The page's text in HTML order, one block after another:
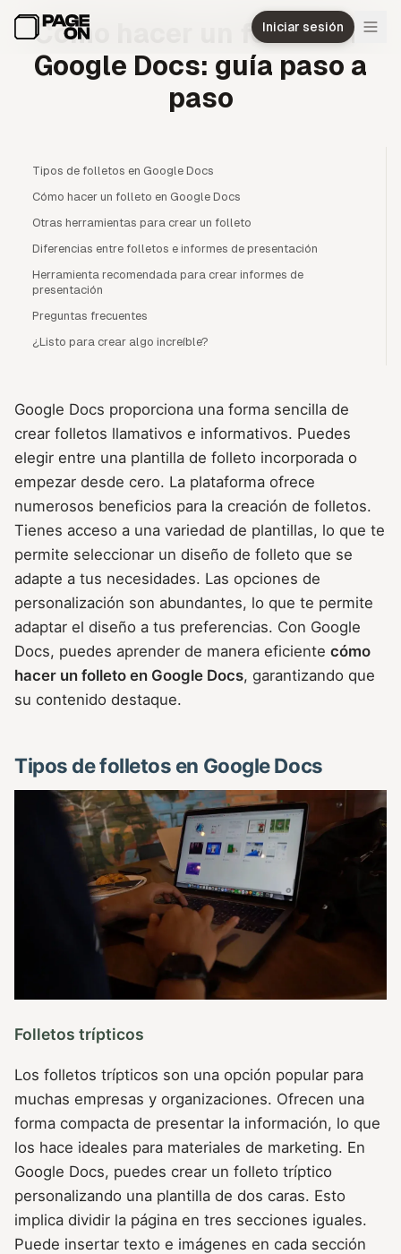
Iniciar sesión
Cómo hacer un folleto en
Google Docs: guía paso a
paso
Tipos de folletos en Google Docs
Cómo hacer un folleto en Google Docs
Otras herramientas para crear un folleto
Diferencias entre folletos e informes de presentación
Herramienta recomendada para crear informes de
presentación
Preguntas frecuentes
¿Listo para crear algo increíble?
Google Docs proporciona una forma sencilla de
crear folletos llamativos e informativos. Puedes
elegir entre una plantilla de folleto incorporada o
empezar desde cero. La plataforma ofrece
numerosos beneficios para la creación de folletos.
Tienes acceso a una variedad de plantillas, lo que te
permite seleccionar un diseño de folleto que se
adapte a tus necesidades. Las opciones de
personalización son abundantes, lo que te permite
adaptar el diseño a tus preferencias. Con Google
Docs, puedes aprender de manera eficiente cómo
hacer un folleto en Google Docs, garantizando que
su contenido destaque.
Tipos de folletos en Google Docs
Folletos trípticos
Los folletos trípticos son una opción popular para
muchas empresas y organizaciones. Ofrecen una
forma compacta de presentar la información, lo que
los hace ideales para materiales de marketing. En
Google Docs, puedes crear un folleto tríptico
personalizando una plantilla de dos caras. Esto
implica dividir la página en tres secciones iguales.
Puede insertar texto e imágenes en cada sección